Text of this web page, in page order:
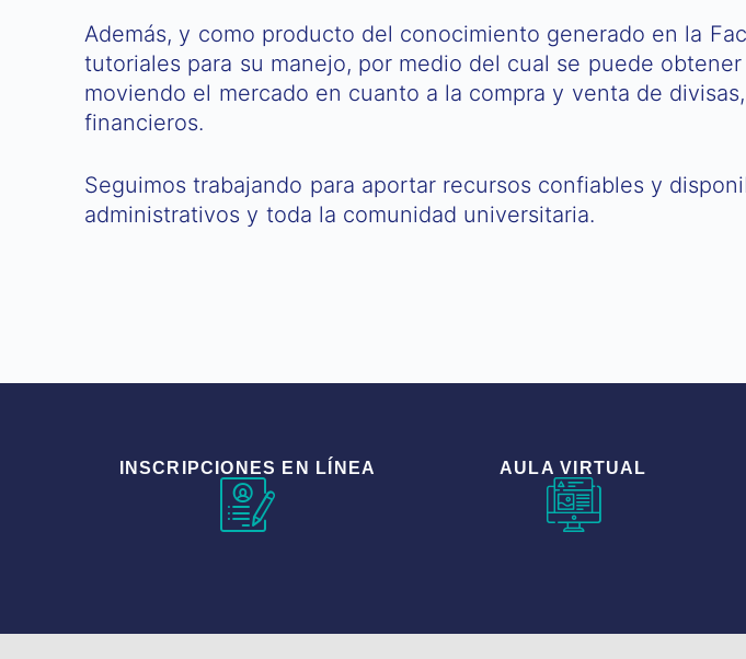
Además, y como producto del conocimiento generado en la
tutoriales para su manejo, por medio del cual se puede
moviendo el mercado en cuanto a la compra y venta de
financieros.
Seguimos trabajando para aportar recursos confiables y
administrativos y toda la comunidad universitaria.
INSCRIPCIONES EN LÍNEA AULA VIRTUAL